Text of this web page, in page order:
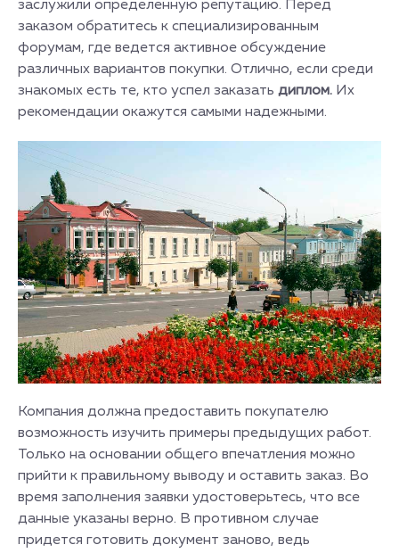
заслужили определенную репутацию. Перед
заказом обратитесь к специализированным
форумам, где ведется активное обсуждение
различных вариантов покупки. Отлично, если среди
знакомых есть те, кто успел заказать диплом. Их
рекомендации окажутся самыми надежными.
Компания должна предоставить покупателю
возможность изучить примеры предыдущих работ.
Только на основании общего впечатления можно
прийти к правильному выводу и оставить заказ. Во
время заполнения заявки удостоверьтесь, что все
данные указаны верно. В противном случае
придется готовить документ заново, ведь